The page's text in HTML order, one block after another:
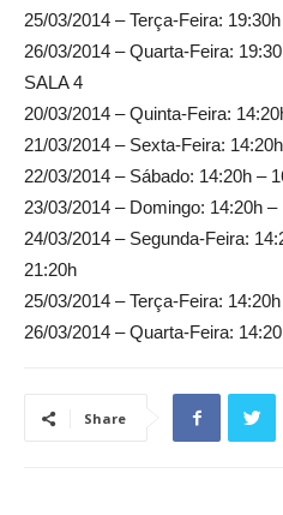
25/03/2014 – Terça-Feira:
26/03/2014 – Quarta-Feira:
SALA 4
20/03/2014 – Quinta-Feira:
21/03/2014 – Sexta-Feira:
22/03/2014 – Sábado: 14:20h –
23/03/2014 – Domingo: 14:20h
24/03/2014 – Segunda-Feira:
21:20h
25/03/2014 – Terça-Feira:
26/03/2014 – Quarta-Feira:
Share